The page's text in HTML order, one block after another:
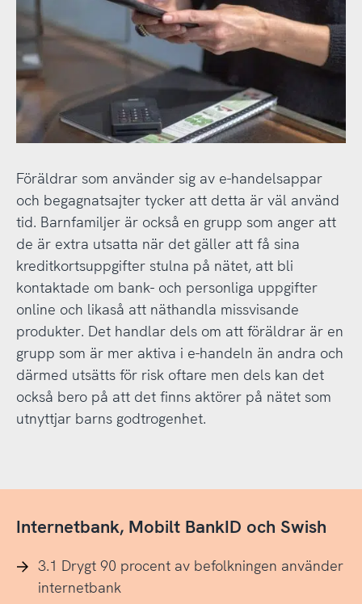
Föräldrar som använder sig av e-handelsappar
och begagnatsajter tycker att detta är väl använd
tid. Barnfamiljer är också en grupp som anger att
de är extra utsatta när det gäller att få sina
kreditkortsuppgifter stulna på nätet, att bli
kontaktade om bank- och personliga uppgifter
online och likaså att näthandla missvisande
produkter. Det handlar dels om att föräldrar är en
grupp som är mer aktiva i e-handeln än andra och
därmed utsätts för risk oftare men dels kan det
också bero på att det finns aktörer på nätet som
utnyttjar barns godtrogenhet.
Internetbank, Mobilt BankID och Swish
3.1 Drygt 90 procent av befolkningen använder
internetbank